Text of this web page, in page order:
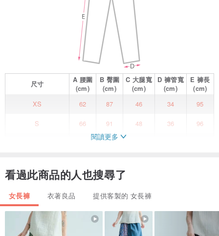
尺寸 A 腰圍
(cm)
B 臀圍
(cm)
C 大腿寬
(cm)
D 褲管寬
(cm)
E褲長
(cm)
XS
62 87 46 34 95
S 66 91 48 36 96
95
XL 78 103
107 56
閱讀更多
看過此商品的人也搜尋了
女長褲 衣著良品 提供客製的 女長褲